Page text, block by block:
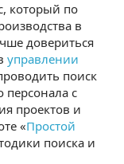
который по
в
довериться
управлении
поиск
с
проектов и
«Простой
поиска и